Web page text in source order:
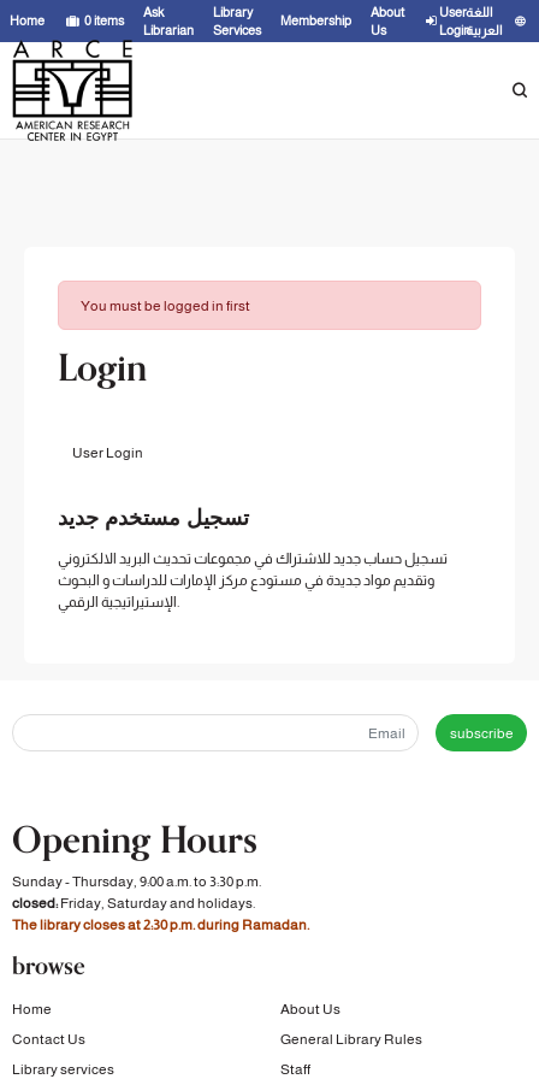
Home 0items
Ask
Librarian
Library
Services
Membership
About
Us
User
Login
اللغة
العربية
You must be logged in first
Login
User Login
تسجيل مستخدم جديد
تسجيل حساب جديد للاشتراك في مجموعات تحديث البريد الالكتروني
وتقديم مواد جديدة في مستودع مركز الإمارات للدراسات و البحوث
الإستيراتيجية الرقمي.
subscribe
Opening Hours
Sunday - Thursday, 9:00 a.m. to 3:30 p.m.
closed:Friday, Saturday and holidays.
The library closes at 2:30 p.m. during Ramadan.
browse
Home
About Us
Contact Us
General Library Rules
Library services
Staff